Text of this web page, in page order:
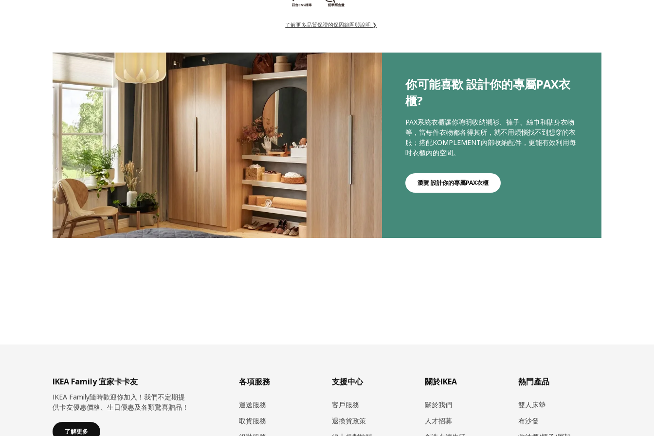
了解更多品質保證的保固範圍與說明 ❯
你可能喜歡 設計你的專屬PAX衣
櫃?
PAX系統衣櫃讓你聰明收納襯衫、褲子、絲巾和貼身衣物
等，當每件衣物都各得其所，就不用煩惱找不到想穿的衣
服；搭配KOMPLEMENT內部收納配件，更能有效利用每
吋衣櫃內的空間。
瀏覽 設計你的專屬PAX衣櫃
IKEA Family 宜家卡卡友
IKEA Family隨時歡迎你加入！我們不定期提
供卡友優惠價格、生日優惠及各類驚喜贈品！
了解更多
各項服務
運送服務
取貨服務
支援中心
客戶服務
退換貨政策
關於IKEA
關於我們
人才招募
熱門產品
雙人床墊
布沙發